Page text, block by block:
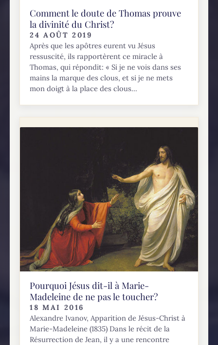
Comment le doute de Thomas prouve
la divinité du Christ?
24 AOÛT 2019
Après que les apôtres eurent vu Jésus
ressuscité, ils rapportèrent ce miracle à
Thomas, qui répondit: « Si je ne vois dans ses
mains la marque des clous, et si je ne mets
mon doigt à la place des clous...
Pourquoi Jésus dit-il à Marie-
Madeleine de ne pas le toucher?
18 MAI 2016
Alexandre Ivanov, Apparition de Jésus-Christ à
Marie-Madeleine (1835) Dans le récit de la
Résurrection de Jean, il y a une rencontre